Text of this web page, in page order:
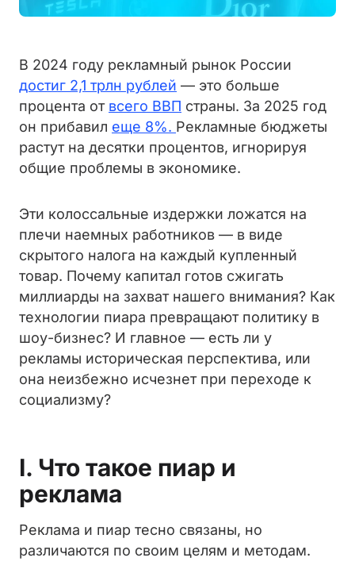
В 2024 году рекламный рынок России
достиг 2,1 трлн рублей — это больше
процента от всего ВВП страны. За 2025 год
он прибавил еще 8%. Рекламные бюджеты
растут на десятки процентов, игнорируя
общие проблемы в экономике.
Эти колоссальные издержки ложатся на
плечи наемных работников — в виде
скрытого налога на каждый купленный
товар. Почему капитал готов сжигать
миллиарды на захват нашего внимания? Как
технологии пиара превращают политику в
шоу-бизнес? И главное — есть ли у
рекламы историческая перспектива, или
она неизбежно исчезнет при переходе к
социализму?
I. Что такое пиар и
реклама
Реклама и пиар тесно связаны, но
различаются по своим целям и методам.